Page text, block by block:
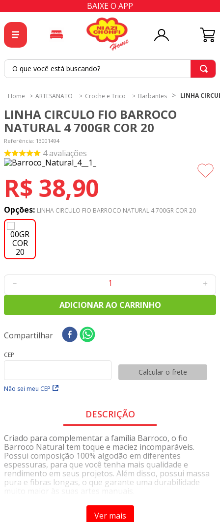
BAIXE O APP
O que você está buscando?
ARTESANATO Croche e Trico Barbantes LINHA
LINHA CIRCULO FIO BARROCO
NATURAL 4 700GR COR 20
Referência: 13001494
4avaliações
R$ 38,90
Opções: LINHA CIRCULO FIO BARROCO NATURAL 4 700GR COR 20
＋
－
ADICIONAR AO CARRINHO
Compartilhar
CEP
Não sei meu CEP
Calcular o frete
DESCRIÇÃO
Criado para complementar a família Barroco, o fio
Barroco Natural tem toque e maciez incomparáveis.
Possui composição 100% algodão em diferentes
espessuras, para que você tenha mais qualidade e
rendimento em seus projetos. Além disso, possui massa
pura e fibras longas, o que garante uma durabilidade
Barbante Barroco Natural nº4 TEX 590
Ver mais
2
tapete
cortina
4º
tapetes
6º
tecido tricoline
7º
percal
8
tricoline digital
9º
10º toalha mesa